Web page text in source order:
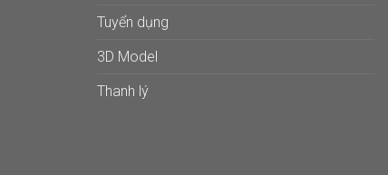
Tuyển dụng
3D Model
Thanh lý